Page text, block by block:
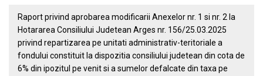
Raport privind aprobarea modificarii Anexelor nr. 1 si nr. 2 la
Hotararea Consiliului Judetean Arges nr. 156/25.03.2025
privind repartizarea pe unitati administrativ-teritoriale a
fondului constituit la dispozitia consiliului judetean din cota de
6% din ipozitul pe venit si a sumelor defalcate din taxa pe